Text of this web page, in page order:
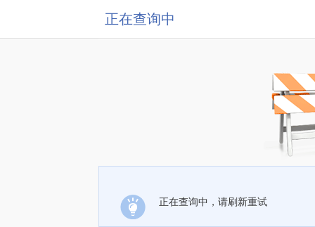
正在查询中
正在查询中，请刷新重试